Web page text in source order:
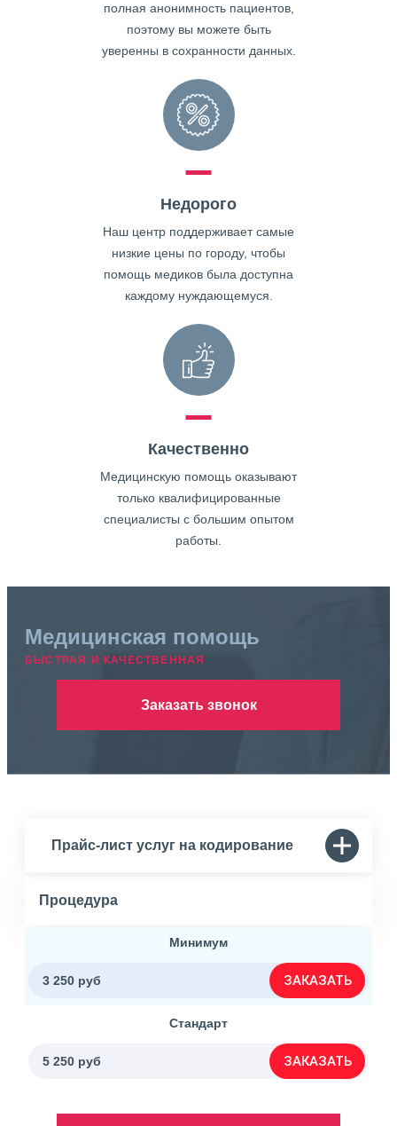
полная анонимность пациентов,
поэтому вы можете быть
уверенны в сохранности данных.
Недорого
Наш центр поддерживает самые
низкие цены по городу, чтобы
помощь медиков была доступна
каждому нуждающемуся.
Качественно
Медицинскую помощь оказывают
только квалифицированные
специалисты с большим опытом
работы.
Медицинская помощь
БЫСТРАЯ И КАЧЕСТВЕННАЯ
Заказать звонок
Прайс-лист услуг на кодирование
Процедура
Минимум
3 250 руб ЗАКАЗАТЬ
Стандарт
5 250 руб ЗАКАЗАТЬ